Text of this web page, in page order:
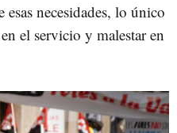
esas necesidades, lo único
el servicio y malestar en